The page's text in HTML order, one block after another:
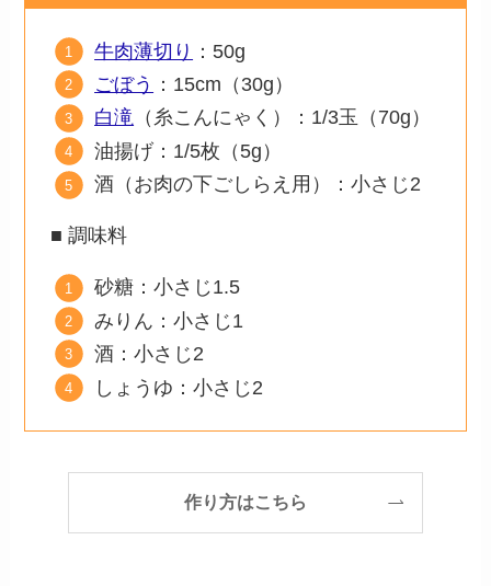
牛肉薄切り ：50g
ごぼう ：15cm（30g）
白滝 （糸こんにゃく）：1/3玉（70g）
油揚げ：1/5枚（5g）
酒（お肉の下ごしらえ用）：小さじ2
■ 調味料
砂糖：小さじ1.5
みりん：小さじ1
酒：小さじ2
しょうゆ：小さじ2
作り方はこちら